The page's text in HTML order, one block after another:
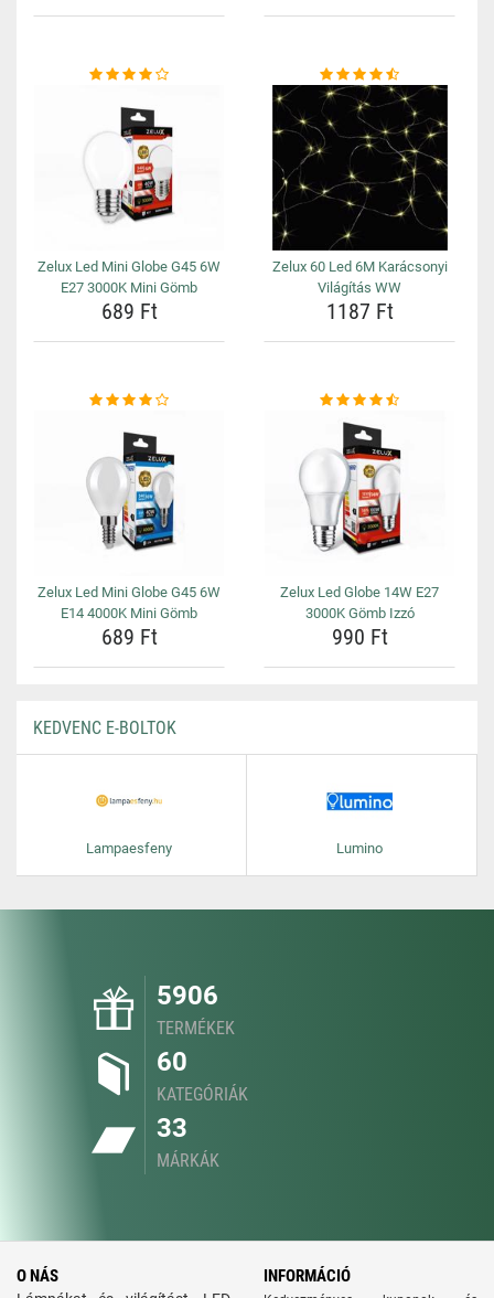
Zelux Led Mini Globe G45 6W
E27 3000K Mini Gömb
689 Ft
Zelux 60 Led 6M Karácsonyi
Világítás WW
1187 Ft
Zelux Led Mini Globe G45 6W
E14 4000K Mini Gömb
689 Ft
Zelux Led Globe 14W E27
3000K Gömb Izzó
990 Ft
KEDVENC E-BOLTOK
Lampaesfeny Lumino
5906
TERMÉKEK
60
KATEGÓRIÁK
33
MÁRKÁK
O NÁS INFORMÁCIÓ